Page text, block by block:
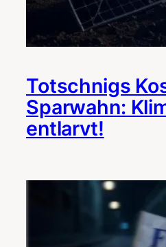
Totschnigs
Sparwahn:
entlarvt!